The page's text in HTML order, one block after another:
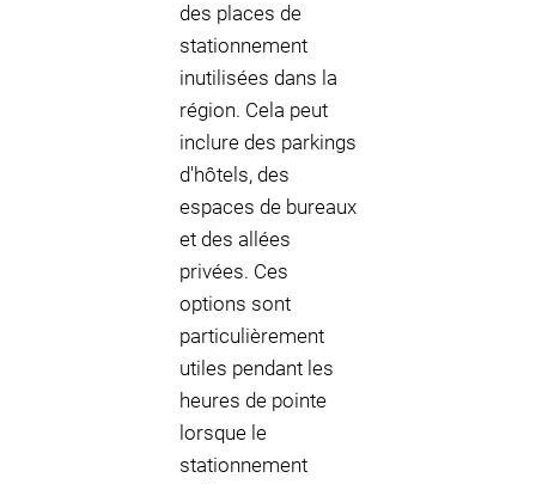
des places de
stationnement
inutilisées dans la
région. Cela peut
inclure des parkings
d'hôtels, des
espaces de bureaux
et des allées
privées. Ces
options sont
particulièrement
utiles pendant les
heures de pointe
lorsque le
stationnement